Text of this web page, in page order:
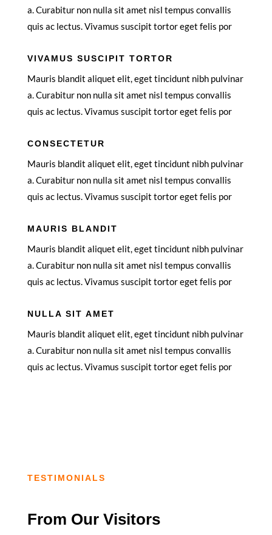
a. Curabitur non nulla sit amet nisl tempus convallis
quis ac lectus. Vivamus suscipit tortor eget felis por
VIVAMUS SUSCIPIT TORTOR
Mauris blandit aliquet elit, eget tincidunt nibh pulvinar
a. Curabitur non nulla sit amet nisl tempus convallis
quis ac lectus. Vivamus suscipit tortor eget felis por
CONSECTETUR
Mauris blandit aliquet elit, eget tincidunt nibh pulvinar
a. Curabitur non nulla sit amet nisl tempus convallis
quis ac lectus. Vivamus suscipit tortor eget felis por
MAURIS BLANDIT
Mauris blandit aliquet elit, eget tincidunt nibh pulvinar
a. Curabitur non nulla sit amet nisl tempus convallis
quis ac lectus. Vivamus suscipit tortor eget felis por
NULLA SIT AMET
Mauris blandit aliquet elit, eget tincidunt nibh pulvinar
a. Curabitur non nulla sit amet nisl tempus convallis
quis ac lectus. Vivamus suscipit tortor eget felis por
TESTIMONIALS
From Our Visitors